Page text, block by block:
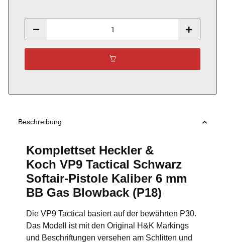
Beschreibung
Komplettset Heckler &
Koch VP9 Tactical Schwarz
Softair-Pistole Kaliber 6 mm
BB Gas Blowback (P18)
Die VP9 Tactical basiert auf der bewährten P30.
Das Modell ist mit den Original H&K Markings
und Beschriftungen versehen am Schlitten und